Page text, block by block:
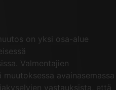
on yksi osa-alue
Valmentajien
avainasemassa
vastauksista, että